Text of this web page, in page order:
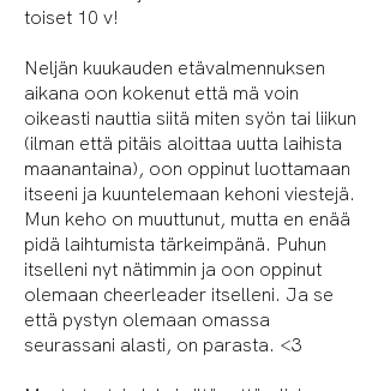
toiset 10 v!
Neljän kuukauden etävalmennuksen
aikana oon kokenut että mä voin
oikeasti nauttia siitä miten syön tai liikun
(ilman että pitäis aloittaa uutta laihista
maanantaina), oon oppinut luottamaan
itseeni ja kuuntelemaan kehoni viestejä.
Mun keho on muuttunut, mutta en enää
pidä laihtumista tärkeimpänä. Puhun
itselleni nyt nätimmin ja oon oppinut
olemaan cheerleader itselleni. Ja se
että pystyn olemaan omassa
seurassani alasti, on parasta. <3